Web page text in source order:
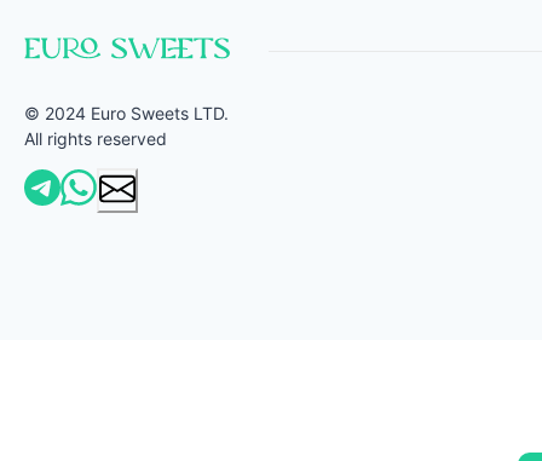
© 2024 Euro Sweets LTD.
All rights reserved